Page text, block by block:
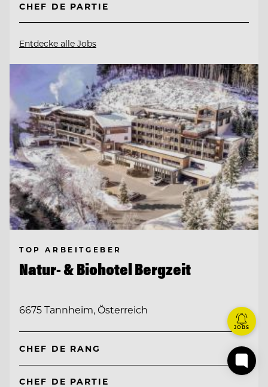
CHEF DE PARTIE
Entdecke alle Jobs
TOP ARBEITGEBER
Natur- & Biohotel Bergzeit
6675 Tannheim, Österreich
CHEF DE RANG
CHEF DE PARTIE
JOBS